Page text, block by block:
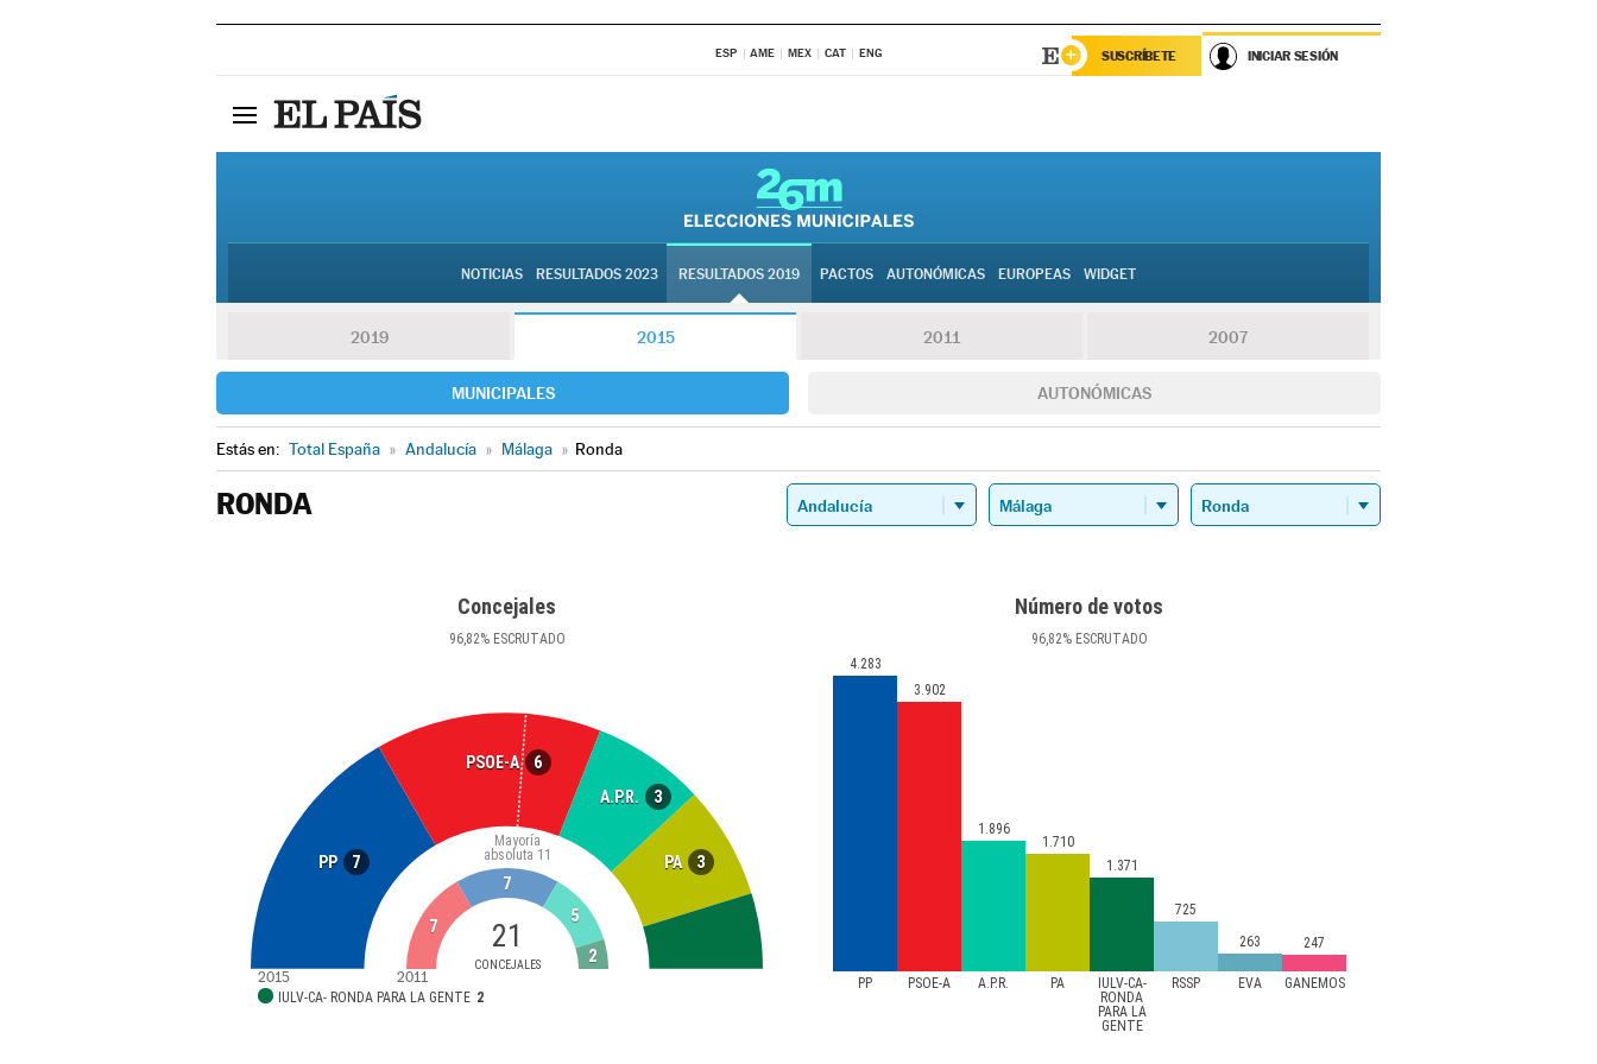
ESP AME MEX CAT ENG SUSCRÍBETE INICIAR SESIÓN
NOTICIAS RESULTADOS 2023 RESULTADOS 2019 PACTOS AUTONÓMICAS EUROPEAS WIDGET
2019 2015 2011 2007
MUNICIPALES AUTONÓMICAS
Estás en: Total España » Andalucía » Málaga » Ronda
RONDA
Concejales
96,82%ESCRUTADO
PP 7
PSOE-A 6
A.P.R. 3
PA 3
21
CONCEJALES
Mayoría
absoluta 11
IULV-CA- RONDA PARA LA GENTE 2
7
7
5
2
2015 2011
Número de votos
96,82%ESCRUTADO
PP PSOE-A A.P.R. PA
IULV-CA-
RONDA
PARA LA
GENTE
RSSP EVA GANEMOS
4.283
3.902
1.896
1.710
1.371
725
263
247